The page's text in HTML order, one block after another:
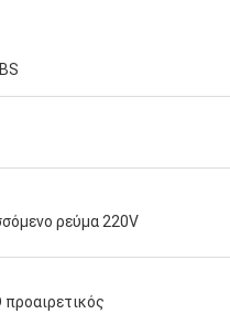
είναι
ρεύμα 220V
προαιρετικός